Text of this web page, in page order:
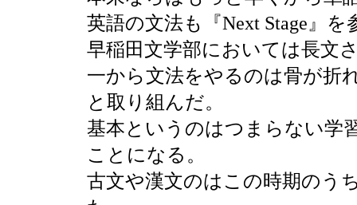
英語の文法も『Next Stage』
早稲田文学部においては長文
一から文法をやるのは骨が折
と取り組んだ。
基本というのはつまらない学
ことになる。
古文や漢文のはこの時期のう